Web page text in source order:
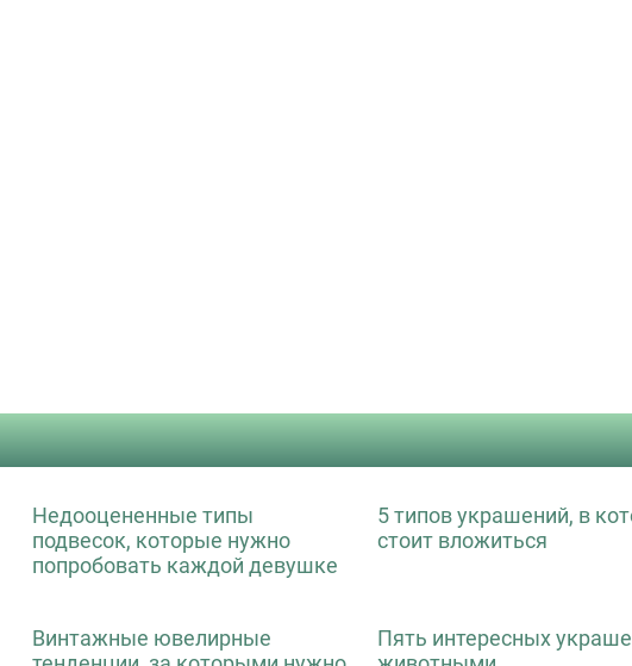
Недооцененные типы
подвесок, которые нужно
попробовать каждой девушке
5 типов украшений, в
стоит вложиться
Винтажные ювелирные
Пять интересных